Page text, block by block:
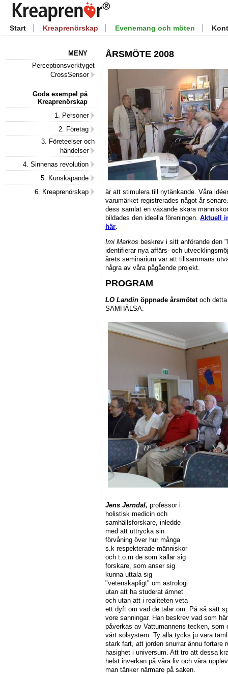
Start Kreaprenörskap Evenemang och möten
MENY
Perceptionsverktyget
CrossSensor
Goda exempel på
Kreaprenörskap
1. Personer
2. Företag
3. Företeelser och
händelser
4. Sinnenas revolution
5. Kunskapande
6. Kreaprenörskap
ÅRSMÖTE 2008
är att stimulera till nytänkande. Våra
varumärket registrerades något år
dess samlat en växande skara
bildades den ideella föreningen. Aktuell
här
Imi Markos beskrev i sitt anförande den
identifierar nya affärs- och
årets seminarium var att tillsammans
några av våra pågående projekt.
PROGRAM
LO Landin öppnade årsmötetoch detta
SAMHÄLSA.
Jens Jerndal, professor i
holistisk medicin och
samhällsforskare, inledde
med att uttrycka sin
förvåning över hur många
s.k respekterade människor
och t.o.m de som kallar sig
forskare, som anser sig
kunna uttala sig
"vetenskapligt" om astrologi
utan att ha studerat ämnet
och utan att i realiteten veta
ett dyft om vad de talar om. På så sätt
vore sanningar. Han beskrev vad som
påverkas av Vattumannens tecken,
vårt solsystem. Ty alla tycks ju vara
stark fart, att jorden snurrar ännu fortare
hasighet i universum. Att tro att dessa
helst inverkan på våra liv och våra
man tänker närmare på saken.